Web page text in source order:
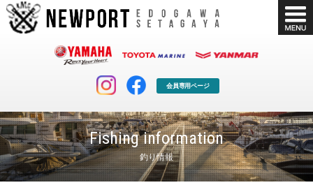
会員専用ページ
Fishing information
釣り情報